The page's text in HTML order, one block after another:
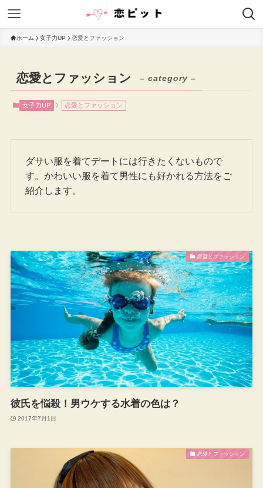
ホーム 女子力UP 恋愛とファッション
恋愛とファッション – category –
女子力UP 恋愛とファッション
ダサい服を着てデートには行きたくないもので
す。かわいい服を着て男性にも好かれる方法をご
紹介します。
恋愛とファッション
彼氏を悩殺！男ウケする水着の色は？
2017年7月1日
恋愛とファッション